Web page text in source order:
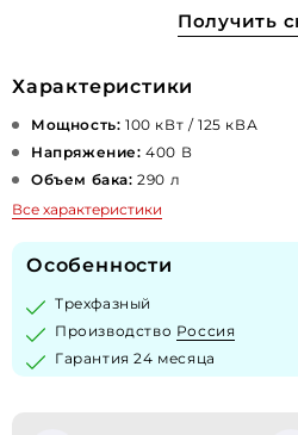
Получить
Характеристики
Мощность: 100 кВт / 125 кВА
Напряжение: 400 В
Объем бака: 290 л
Все характеристики
Особенности
Трехфазный
Производство Россия
Гарантия 24 месяца